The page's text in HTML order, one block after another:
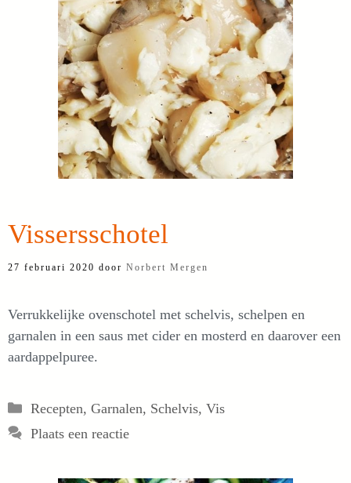
Vissersschotel
27 februari 2020 door Norbert Mergen
Verrukkelijke ovenschotel met schelvis, schelpen en
garnalen in een saus met cider en mosterd en daarover een
aardappelpuree.
Categorieën
Recepten, Garnalen, Schelvis, Vis
Plaats een reactie